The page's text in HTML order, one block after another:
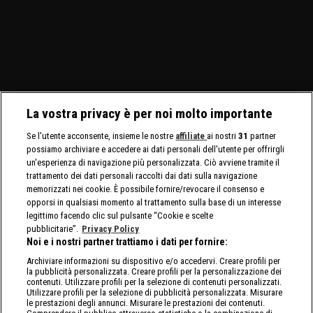
La vostra privacy è per noi molto importante
Se l'utente acconsente, insieme le nostre affiliate ai nostri31 partner
possiamo archiviare e accedere ai dati personali dell'utente per offrirgli
un'esperienza di navigazione più personalizzata. Ciò avviene tramite il
trattamento dei dati personali raccolti dai dati sulla navigazione
memorizzati nei cookie. È possibile fornire/revocare il consenso e
opporsi in qualsiasi momento al trattamento sulla base di un interesse
legittimo facendo clic sul pulsante “Cookie e scelte
pubblicitarie”. Privacy Policy
Noi e i nostri partner trattiamo i dati per fornire:
Archiviare informazioni su dispositivo e/o accedervi. Creare profili per
la pubblicità personalizzata. Creare profili per la personalizzazione dei
contenuti. Utilizzare profili per la selezione di contenuti personalizzati.
Utilizzare profili per la selezione di pubblicità personalizzata. Misurare
le prestazioni degli annunci. Misurare le prestazioni dei contenuti.